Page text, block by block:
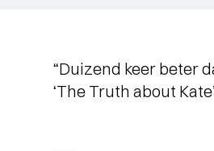
“Duizend keer beter
‘The Truth about